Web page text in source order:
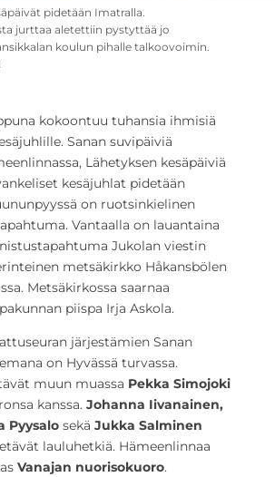
pidetään Imatralla.
jurttaa aletettiin pystyttää jo
koulun pihalle talkoovoimin.
kokoontuu tuhansia ihmisiä
Sanan suvipäiviä
Lähetyksen kesäpäiviä
kesäjuhlat pidetään
on ruotsinkielinen
Vantaalla on lauantaina
Jukolan viestin
metsäkirkko Håkansbölen
Metsäkirkossa saarnaa
piispa Irja Askola.
järjestämien Sanan
on Hyvässä turvassa.
muun muassa Pekka Simojoki
kanssa. Johanna Iivanainen,
Pyysalo sekä Jukka Salminen
lauluhetkiä. Hämeenlinnaa
Vanajan nuorisokuoro.